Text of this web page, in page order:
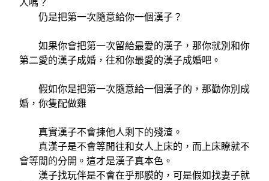
人嗎？
仍是把第一次隨意給你一個漢子？
如果你會把第一次留給最愛的漢子，那你就別和你
第二愛的漢子成婚，往和你最愛的漢子成婚吧。
假如你是把第一次隨意給一個漢子的，那勸你別成
婚，你隻配做雞
真實漢子不會揀他人剩下的殘渣。
真漢子是不會等閒往和女人上床的，而上床瞭就不
會等閒的分開。這才是漢子真本色。
漢子找玩伴是不會在乎那膜的，可是假如找妻子就